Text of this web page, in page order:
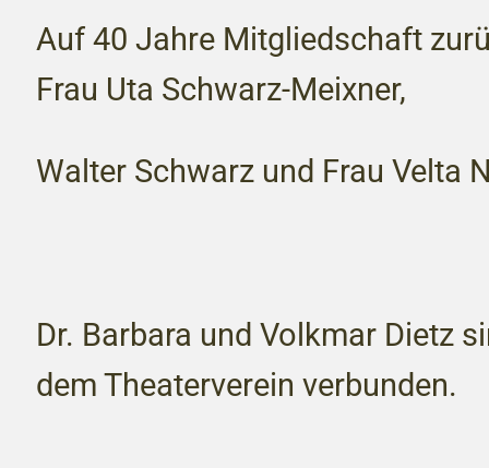
Auf 40 Jahre Mitgliedschaft
Frau Uta Schwarz-Meixner,
Walter Schwarz und Frau Velta
Dr. Barbara und Volkmar Dietz
dem Theaterverein verbunden.